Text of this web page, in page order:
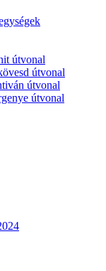
útvonal
útvonal
útvonal
útvonal